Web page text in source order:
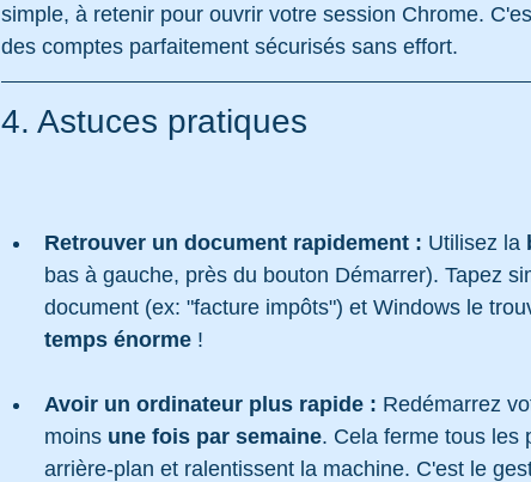
simple, à retenir pour ouvrir votre session Chrome.
des comptes parfaitement sécurisés sans effort.
4. Astuces pratiques
Retrouver un document rapidement : Utilisez la
bas à gauche, près du bouton Démarrer). Tapez
document (ex: "facture impôts") et Windows le
temps énorme !
Avoir un ordinateur plus rapide : Redémarrez
moins une fois par semaine. Cela ferme tous les
arrière-plan et ralentissent la machine. C'est le